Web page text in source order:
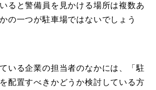
ると警備員を見かける場所は複数あ
の一つが駐車場ではないでしょう
いる企業の担当者のなかには、「駐
配置すべきかどうか検討している方